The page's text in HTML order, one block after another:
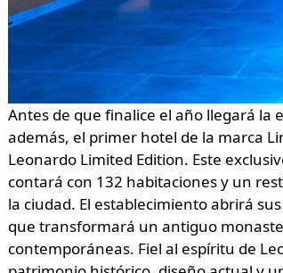
Antes de que finalice el año llegará la
además, el primer hotel de la marca
Leonardo Limited Edition. Este
contará con 132 habitaciones y un
la ciudad. El establecimiento abrirá
que transformará un antiguo
contemporáneas. Fiel al espíritu de